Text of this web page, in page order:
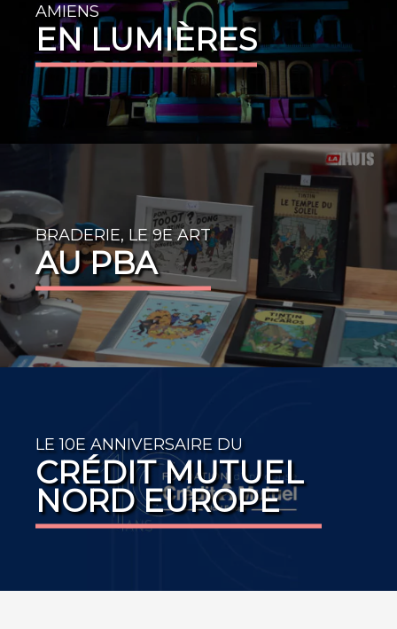
AMIENS
EN LUMIÈRES
BRADERIE, LE 9E ART
AU PBA
LE 10E ANNIVERSAIRE DU
CRÉDIT MUTUEL
NORD EUROPE